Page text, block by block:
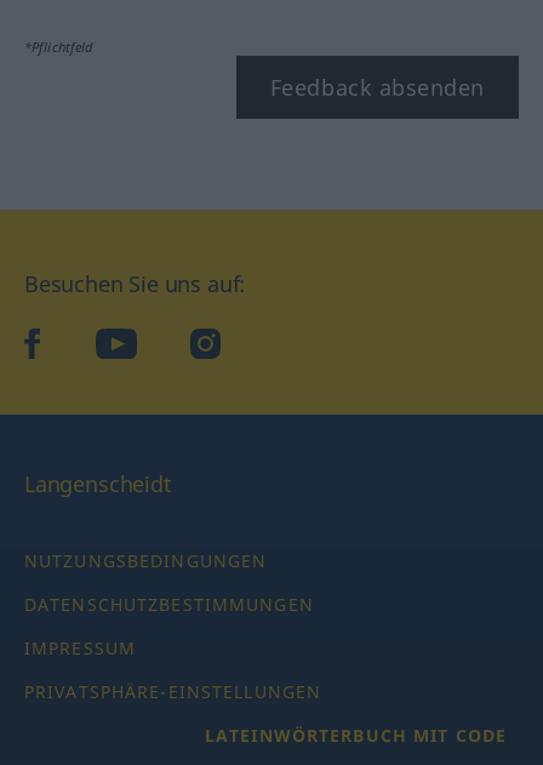
*Pflichtfeld
Feedback absenden
Besuchen Sie uns auf:
facebookYouTube Instagram
Langenscheidt
NUTZUNGSBEDINGUNGEN
DATENSCHUTZBESTIMMUNGEN
IMPRESSUM
PRIVATSPHÄRE-EINSTELLUNGEN
LATEINWÖRTERBUCH MIT CODE